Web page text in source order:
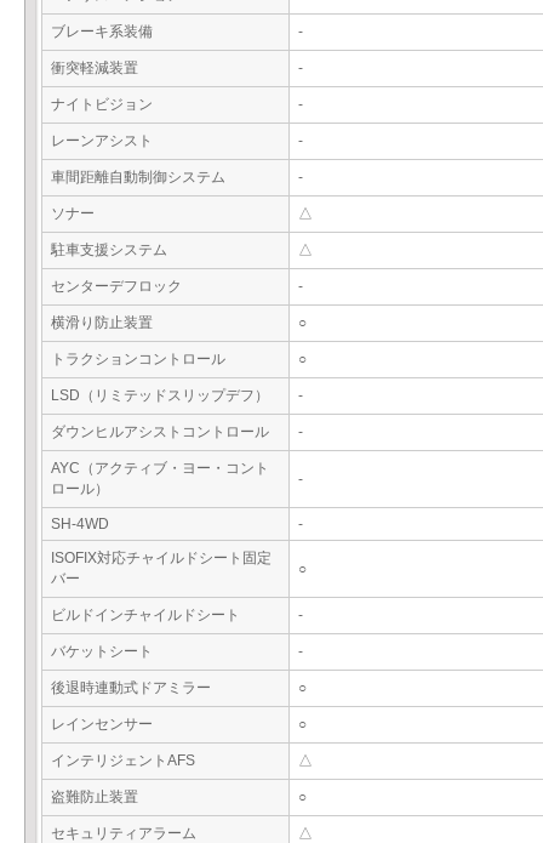
ブレーキ系装備 -
衝突軽減装置 -
ナイトビジョン -
レーンアシスト -
車間距離自動制御システム -
ソナー △
駐車支援システム △
センターデフロック -
横滑り防止装置 ○
トラクションコントロール ○
LSD（リミテッドスリップデフ） -
ダウンヒルアシストコントロール -
AYC（アクティブ・ヨー・コント
ロール）
-
SH-4WD
-
ISOFIX対応チャイルドシート固定
バー
○
ビルドインチャイルドシート -
バケットシート -
後退時連動式ドアミラー ○
レインセンサー ○
インテリジェントAFS △
盗難防止装置 ○
セキュリティアラーム △